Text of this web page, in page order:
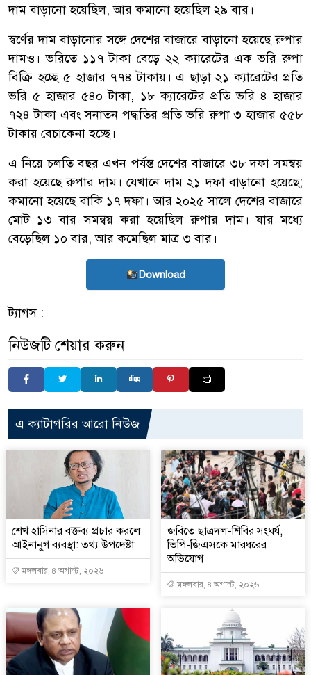
দাম বাড়ানো হয়েছিল, আর কমানো হয়েছিল ২৯ বার।
স্বর্ণের দাম বাড়ানোর সঙ্গে দেশের বাজারে বাড়ানো হয়েছে রুপার
দামও। ভরিতে ১১৭ টাকা বেড়ে ২২ ক্যারেটের এক ভরি রুপা
বিক্রি হচ্ছে ৫ হাজার ৭৭৪ টাকায়। এ ছাড়া ২১ ক্যারেটের প্রতি
ভরি ৫ হাজার ৫৪০ টাকা, ১৮ ক্যারেটের প্রতি ভরি ৪ হাজার
৭২৪ টাকা এবং সনাতন পদ্ধতির প্রতি ভরি রুপা ৩ হাজার ৫৫৮
টাকায় বেচাকেনা হচ্ছে।
এ নিয়ে চলতি বছর এখন পর্যন্ত দেশের বাজারে ৩৮ দফা সমন্বয়
করা হয়েছে রুপার দাম। যেখানে দাম ২১ দফা বাড়ানো হয়েছে;
কমানো হয়েছে বাকি ১৭ দফা। আর ২০২৫ সালে দেশের বাজারে
মোট ১৩ বার সমন্বয় করা হয়েছিল রুপার দাম। যার মধ্যে
বেড়েছিল ১০ বার, আর কমেছিল মাত্র ৩ বার।
Download
ট্যাগস :
নিউজটি শেয়ার করুন
এ ক্যাটাগরির আরো নিউজ
শেখ হাসিনার বক্তব্য প্রচার করলে
আইনানুগ ব্যবস্থা: তথ্য উপদেষ্টা
মঙ্গলবার, ৪ অগাস্ট, ২০২৬
জবিতে ছাত্রদল-শিবির সংঘর্ষ,
ভিপি-জিএসকে মারধরের
অভিযোগ
মঙ্গলবার, ৪ অগাস্ট, ২০২৬